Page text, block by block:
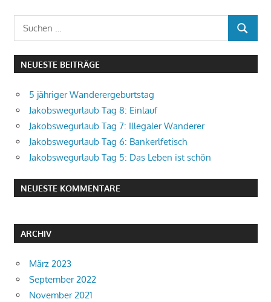
Suchen
nach:
SUCHEN
NEUESTE BEITRÄGE
5 jähriger Wanderergeburtstag
Jakobswegurlaub Tag 8: Einlauf
Jakobswegurlaub Tag 7: Illegaler Wanderer
Jakobswegurlaub Tag 6: Bankerlfetisch
Jakobswegurlaub Tag 5: Das Leben ist schön
NEUESTE KOMMENTARE
ARCHIV
März 2023
September 2022
November 2021